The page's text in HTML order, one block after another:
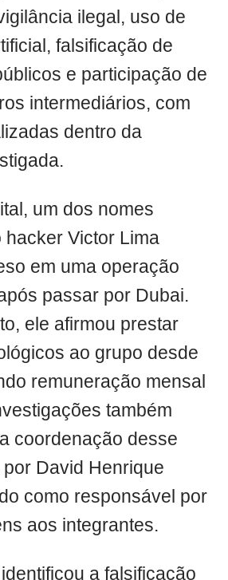
ilegal, uso de
falsificação de
e participação de
intermediários, com
dentro da
um dos nomes
hacker Victor Lima
em uma operação
passar por Dubai.
ele afirmou prestar
ao grupo desde
remuneração mensal
também
coordenação desse
David Henrique
como responsável por
aos integrantes.
a falsificação